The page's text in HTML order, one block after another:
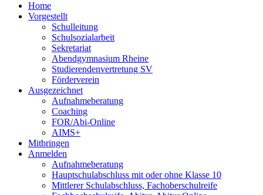
Home
Vorgestellt
Schulleitung
Schulsozialarbeit
Sekretariat
Abendgymnasium Rheine
Studierendenvertretung SV
Förderverein
Ausgezeichnet
Aufnahmeberatung
Coaching
FOR/Abi-Online
AIMS+
Mitbringen
Anmelden
Aufnahmeberatung
Hauptschulabschluss mit oder ohne Klasse 10
Mittlerer Schulabschluss, Fachoberschulreife